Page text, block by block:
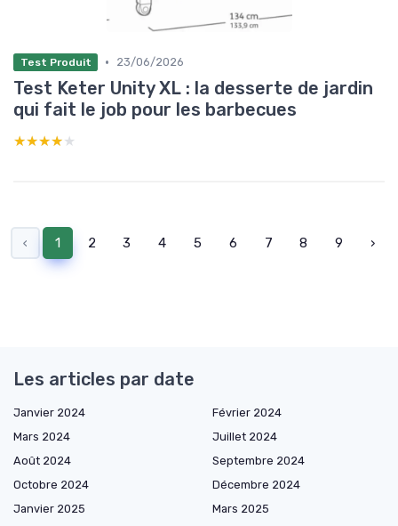
Test Produit • 23/06/2026
Test Keter Unity XL : la desserte de jardin
qui fait le job pour les barbecues
★★★★★
★★★★★
‹ 1 2 3 4 5 6 7 8 9 ›
Les articles par date
Janvier 2024
Février 2024
Mars 2024
Juillet 2024
Août 2024
Septembre 2024
Octobre 2024
Décembre 2024
Janvier 2025
Mars 2025